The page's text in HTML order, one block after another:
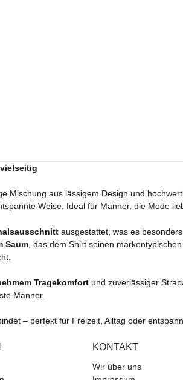
Mischung aus lässigem Design und
Weise. Ideal für Männer, die Mode
ausgestattet, was es
Saum , das dem Shirt seinen
Tragekomfort und zuverlässiger
Männer.
– perfekt für Freizeit, Alltag oder
KONTAKT
Wir über uns